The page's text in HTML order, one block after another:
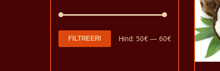
Minimaalne
Maksimaalne
FILTREERI Hind: 50€— 60€